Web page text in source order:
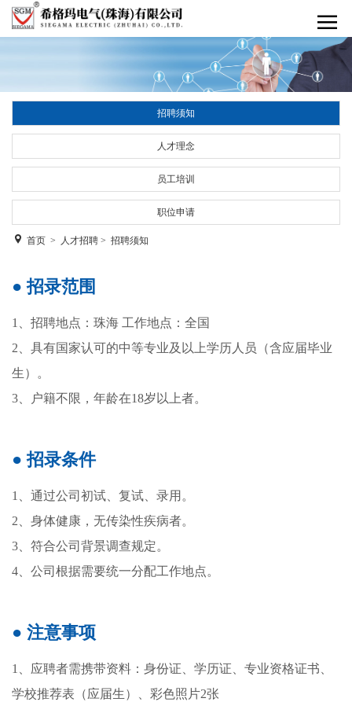
招聘须知
人才理念
员工培训
职位申请
首页 > 人才招聘 > 招聘须知
● 招录范围
1、招聘地点：珠海 工作地点：全国
2、具有国家认可的中等专业及以上学历人员（含应届毕业
生）。
3、户籍不限，年龄在18岁以上者。
● 招录条件
1、通过公司初试、复试、录用。
2、身体健康，无传染性疾病者。
3、符合公司背景调查规定。
4、公司根据需要统一分配工作地点。
● 注意事项
1、应聘者需携带资料：身份证、学历证、专业资格证书、
学校推荐表（应届生）、彩色照片2张